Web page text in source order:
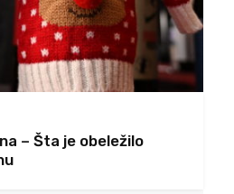
– Šta je obeležilo